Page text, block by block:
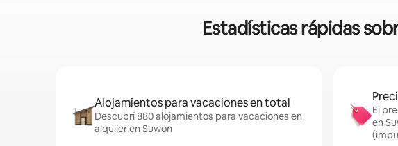
Estadísticas rápidas
Alojamientos para vacaciones en total
Descubrí 880 alojamientos para vacaciones en
alquiler en Suwon
El
en